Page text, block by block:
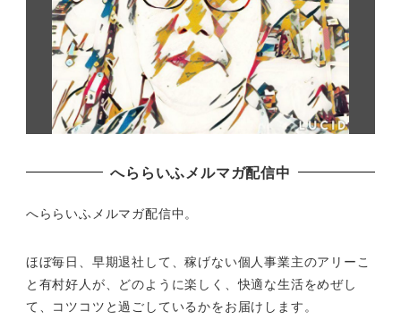
へららいふメルマガ配信中
へららいふメルマガ配信中。
ほぼ毎日、早期退社して、稼げない個人事業主のアリーこ
と有村好人が、どのように楽しく、快適な生活をめぜし
て、 コツコツと過ごしているかをお届けします。